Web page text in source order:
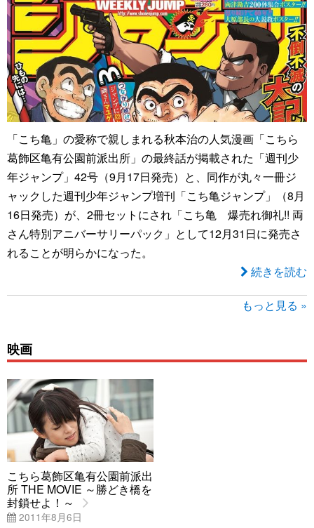
「こち亀」の愛称で親しまれる秋本治の人気漫画「こちら
葛飾区亀有公園前派出所」の最終話が掲載された「週刊少
年ジャンプ」42号（9月17日発売）と、同作が丸々一冊ジ
ャックした週刊少年ジャンプ増刊「こち亀ジャンプ」（8月
16日発売）が、2冊セットにされ「こち亀 爆売れ御礼!! 両
さん特別アニバーサリーパック」として12月31日に発売さ
れることが明らかになった。
続きを読む
もっと見る »
映画
こちら葛飾区亀有公園前派出
所 THE MOVIE ～勝どき橋を
封鎖せよ！～
2011年8月6日